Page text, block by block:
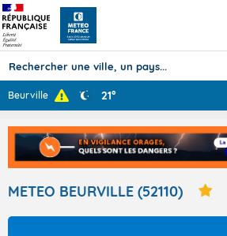
Prévisions
TOUS LES RÉSULTATS
Articles
Beurville 21°
METEO BEURVILLE (52110)